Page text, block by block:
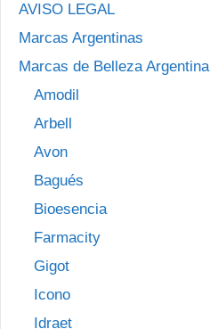
AVISO LEGAL
Marcas Argentinas
Marcas de Belleza Argentina
Amodil
Arbell
Avon
Bagués
Bioesencia
Farmacity
Gigot
Icono
Idraet